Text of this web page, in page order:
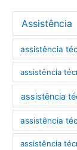
Assistência
assistência
assistência
assistência
assistência
assistência